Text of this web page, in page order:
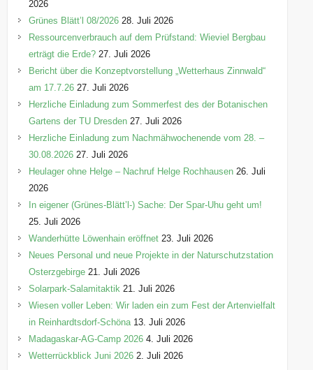
e
n
2026
Grünes Blätt’l 08/2026 28. Juli 2026
Ressourcenverbrauch auf dem Prüfstand: Wieviel Bergbau
erträgt die Erde? 27. Juli 2026
Bericht über die Konzeptvorstellung „Wetterhaus Zinnwald“
am 17.7.26 27. Juli 2026
Herzliche Einladung zum Sommerfest des der Botanischen
Gartens der TU Dresden 27. Juli 2026
Herzliche Einladung zum Nachmähwochenende vom 28. –
30.08.2026 27. Juli 2026
Heulager ohne Helge – Nachruf Helge Rochhausen 26. Juli
2026
In eigener (Grünes-Blätt’l-) Sache: Der Spar-Uhu geht um!
25. Juli 2026
Wanderhütte Löwenhain eröffnet 23. Juli 2026
Neues Personal und neue Projekte in der Naturschutzstation
Osterzgebirge 21. Juli 2026
Solarpark-Salamitaktik 21. Juli 2026
Wiesen voller Leben: Wir laden ein zum Fest der Artenvielfalt
in Reinhardtsdorf-Schöna 13. Juli 2026
Madagaskar-AG-Camp 2026 4. Juli 2026
Wetterrückblick Juni 2026 2. Juli 2026